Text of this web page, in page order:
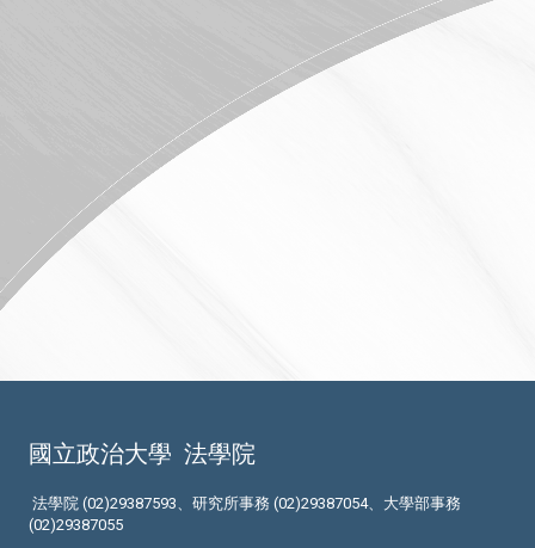
國立政治大學 法學院
法學院 (02)29387593、研究所事務 (02)29387054、大學部事務
(02)29387055